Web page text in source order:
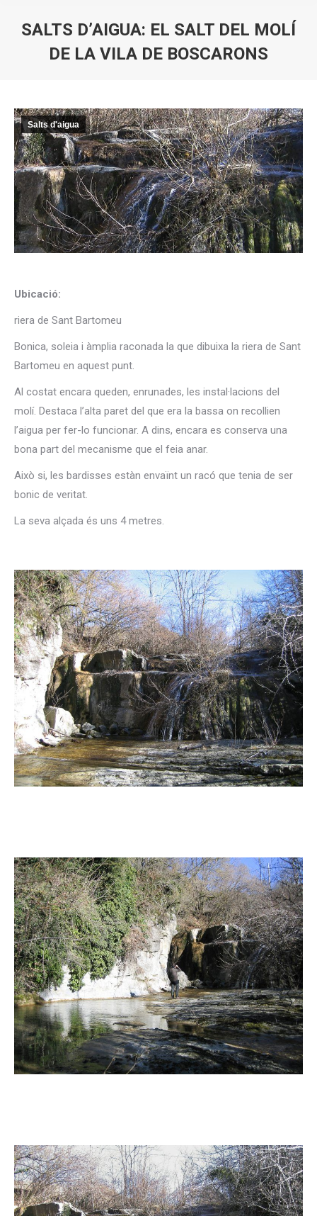
SALTS D’AIGUA: EL SALT DEL MOLÍ
DE LA VILA DE BOSCARONS
Salts d'aigua
Ubicació:
riera de Sant Bartomeu
Bonica, soleia i àmplia raconada la que dibuixa la riera de Sant
Bartomeu en aquest punt.
Al costat encara queden, enrunades, les instal·lacions del
molí. Destaca l’alta paret del que era la bassa on recollien
l’aigua per fer-lo funcionar. A dins, encara es conserva una
bona part del mecanisme que el feia anar.
Això si, les bardisses estàn envaïnt un racó que tenia de ser
bonic de veritat.
La seva alçada és uns 4 metres.